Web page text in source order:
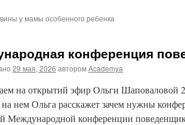
у мамы особенного ребенка
конференция
29 мая, 2026 авторомAcademya
на открытий эфир Ольги Шаповаловой
нем Ольга расскажет зачем нужны
Международной конференции